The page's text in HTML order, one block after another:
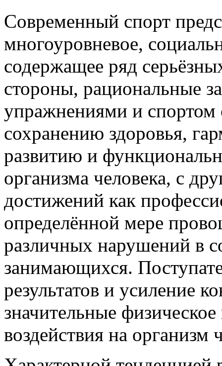
Современный спорт
многоуровневое,
содержащее ряд
стороны, рациональные
упражнениями и спортом
сохранению здоровья,
развитию и
организма человека, с
достижений как
определённой мере
различных нарушений в
занимающихся.
результатов и усиление
значительные
воздействия на организм